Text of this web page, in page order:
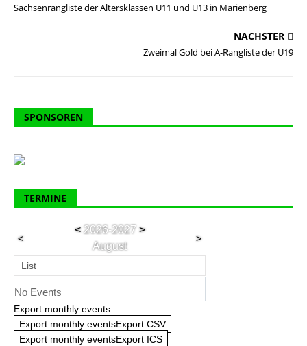
Sachsenrangliste der Altersklassen U11 und U13 in Marienberg
NÄCHSTER
Zweimal Gold bei A-Rangliste der U19
SPONSOREN
TERMINE
<
<2026-2027 >
August
>
List
No Events
Export monthly events
Export monthly eventsExport CSV
Export monthly eventsExport ICS